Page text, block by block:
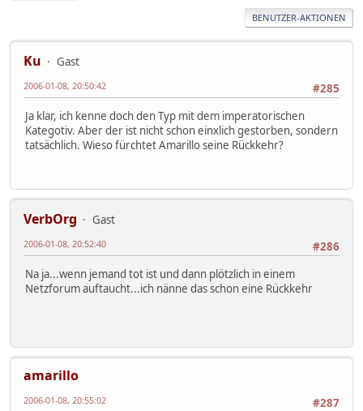
BENUTZER-AKTIONEN
Ku
Gast
#285
2006-01-08, 20:50:42
Ja klar, ich kenne doch den Typ mit dem imperatorischen
Kategotiv. Aber der ist nicht schon einxlich gestorben, sondern
tatsächlich. Wieso fürchtet Amarillo seine Rückkehr?
VerbOrg
Gast
#286
2006-01-08, 20:52:40
Na ja...wenn jemand tot ist und dann plötzlich in einem
Netzforum auftaucht...ich nänne das schon eine Rückkehr
amarillo
#287
2006-01-08, 20:55:02